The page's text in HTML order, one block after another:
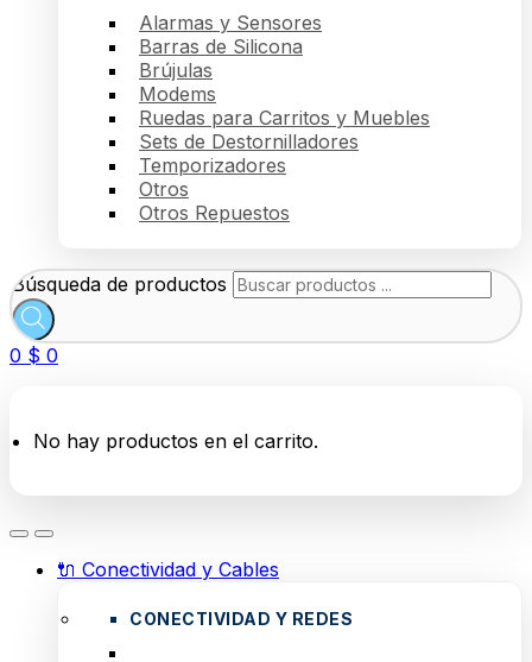
Alarmas y Sensores
Barras de Silicona
Brújulas
Modems
Ruedas para Carritos y Muebles
Sets de Destornilladores
Temporizadores
Otros
Otros Repuestos
Búsqueda de productos
0 $ 0
No hay productos en el carrito.
🔌 Conectividad y Cables
CONECTIVIDAD Y REDES